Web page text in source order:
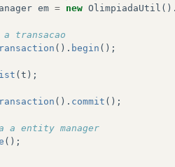
idade ;
em = new OlimpiadaUtil
transacao
(). begin ();
(t );
(). commit ();
a entity manager
();